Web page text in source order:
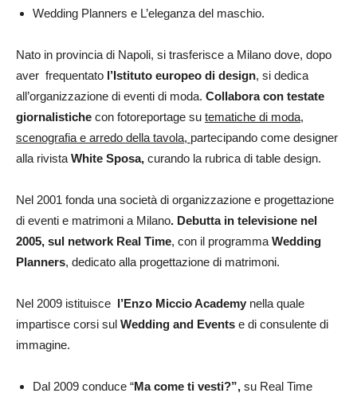
Wedding Planners e L’eleganza del maschio.
Nato in provincia di Napoli, si trasferisce a Milano dove, dopo
aver frequentato l’Istituto europeo di design, si dedica
all’organizzazione di eventi di moda. Collabora con testate
giornalistiche con fotoreportage su tematiche di moda,
scenografia e arredo della tavola, partecipando come designer
alla rivista White Sposa, curando la rubrica di table design.
Nel 2001 fonda una società di organizzazione e progettazione
di eventi e matrimoni a Milano. Debutta in televisione nel
2005, sul network Real Time, con il programma Wedding
Planners, dedicato alla progettazione di matrimoni.
Nel 2009 istituisce l’Enzo Miccio Academy nella quale
impartisce corsi sul Wedding and Events e di consulente di
immagine.
Dal 2009 conduce “Ma come ti vesti?”, su Real Time